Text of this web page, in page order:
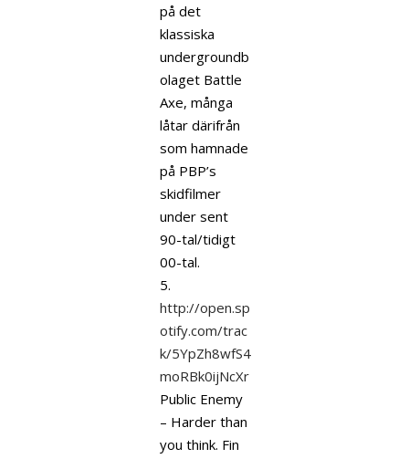
på det
klassiska
undergroundb
olaget Battle
Axe, många
låtar därifrån
som hamnade
på PBP’s
skidfilmer
under sent
90-tal/tidigt
00-tal.
5.
http://open.sp
otify.com/trac
k/5YpZh8wfS4
moRBk0ijNcXr
Public Enemy
– Harder than
you think. Fin